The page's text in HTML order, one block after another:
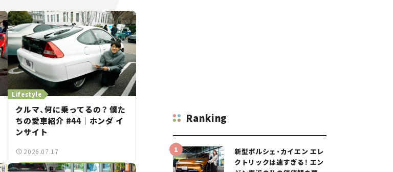
Lifestyle
クルマ、何に乗ってるの？ 僕た
ちの愛車紹介 #44｜ホンダ イ
ンサイト
2026.07.17
Ranking
新型ポルシェ・カイエン エレ
クトリックは速すぎる！ エン